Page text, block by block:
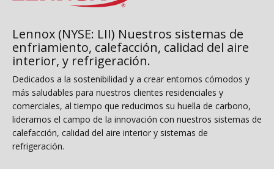
Lennox (NYSE: LII) Nuestros sistemas de
enfriamiento, calefacción, calidad del aire
interior, y refrigeración.
Dedicados a la sostenibilidad y a crear entornos cómodos y
más saludables para nuestros clientes residenciales y
comerciales, al tiempo que reducimos su huella de carbono,
lideramos el campo de la innovación con nuestros sistemas de
calefacción, calidad del aire interior y sistemas de
refrigeración.